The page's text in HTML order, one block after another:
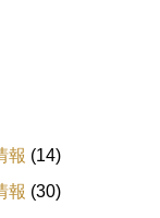
報 (14)
報 (30)